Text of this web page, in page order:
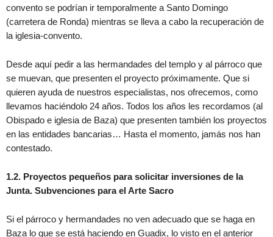
convento se podrían ir temporalmente a Santo Domingo
(carretera de Ronda) mientras se lleva a cabo la recuperación de
la iglesia-convento.
Desde aquí pedir a las hermandades del templo y al párroco que
se muevan, que presenten el proyecto próximamente. Que si
quieren ayuda de nuestros especialistas, nos ofrecemos, como
llevamos haciéndolo 24 años. Todos los años les recordamos (al
Obispado e iglesia de Baza) que presenten también los proyectos
en las entidades bancarias… Hasta el momento, jamás nos han
contestado.
1.2. Proyectos pequeños para solicitar inversiones de la
Junta. Subvenciones para el Arte Sacro
Si el párroco y hermandades no ven adecuado que se haga en
Baza lo que se está haciendo en Guadix, lo visto en el anterior